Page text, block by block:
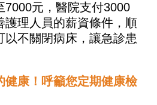
7000元，醫院支付3000
護理人員的薪資條件，順
以不關閉病床，讓急診患
健康！呼籲您定期健康檢